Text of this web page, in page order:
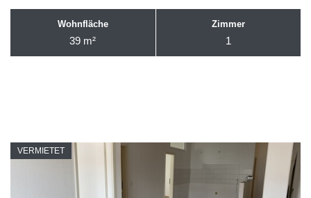
Wohnfläche
39 m²
Zimmer
1
VERMIETET